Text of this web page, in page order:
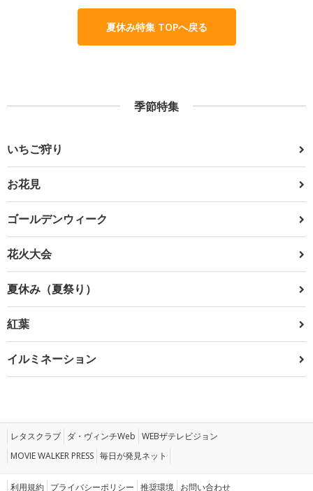
夏休み特集 TOPへ戻る
季節特集
いちご狩り
お花見
ゴールデンウィーク
花火大会
夏休み（夏祭り）
紅葉
イルミネーション
レタスクラブ ダ・ヴィンチWeb WEBザテレビジョン
MOVIE WALKER PRESS 毎日が発見ネット
利用規約 プライバシーポリシー 推奨環境 お問い合わせ